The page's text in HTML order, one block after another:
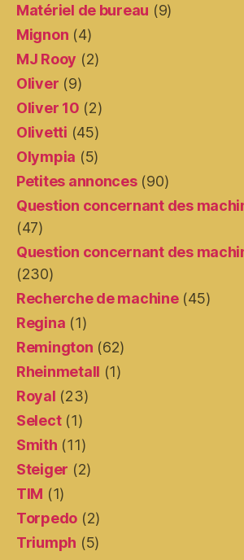
Matériel de bureau (9)
Mignon (4)
MJ Rooy (2)
Oliver (9)
Oliver 10 (2)
Olivetti (45)
Olympia (5)
Petites annonces(90)
Question concernant des
(47)
Question concernant des
(230)
Recherche de machine(45)
Regina (1)
Remington (62)
Rheinmetall (1)
Royal (23)
Select(1)
Smith (11)
Steiger (2)
TIM (1)
Torpedo (2)
Triumph (5)